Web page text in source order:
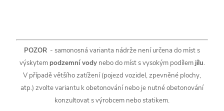
POZOR - samonosná varianta nádrže není určena do míst s
výskytem podzemní vodynebo do míst s vysokým podílemjílu.
V případě většího zatížení (pojezd vozidel, zpevněné plochy,
atp.) zvolte variantu k obetonování nebo je nutné obetonování
konzultovat s výrobcem nebo statikem.